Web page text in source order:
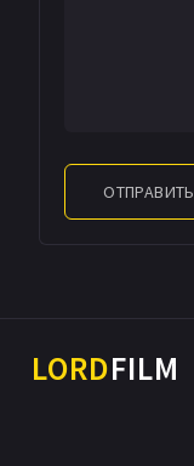
ОТПРАВИТЬ
LORDFILM